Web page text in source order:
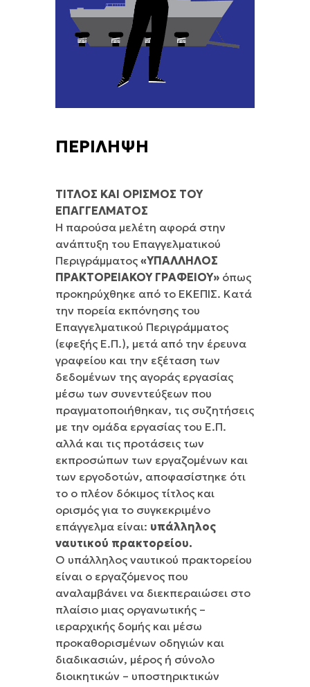
ΠΕΡΙΛΗΨΗ
ΤΙΤΛΟΣ ΚΑΙ ΟΡΙΣΜΟΣ ΤΟΥ
ΕΠΑΓΓΕΛΜΑΤΟΣ
Η παρούσα μελέτη αφορά στην
ανάπτυξη του Επαγγελματικού
Περιγράμματος «ΥΠΑΛΛΗΛΟΣ
ΠΡΑΚΤΟΡΕΙΑΚΟΥ ΓΡΑΦΕΙΟΥ» όπως
προκηρύχθηκε από το ΕΚΕΠΙΣ. Κατά
την πορεία εκπόνησης του
Επαγγελματικού Περιγράμματος
(εφεξής Ε.Π.), μετά από την έρευνα
γραφείου και την εξέταση των
δεδομένων της αγοράς εργασίας
μέσω των συνεντεύξεων που
πραγματοποιήθηκαν, τις συζητήσεις
με την ομάδα εργασίας του Ε.Π.
αλλά και τις προτάσεις των
εκπροσώπων των εργαζομένων και
των εργοδοτών, αποφασίστηκε ότι
το ο πλέον δόκιμος τίτλος και
ορισμός για το συγκεκριμένο
επάγγελμα είναι: υπάλληλος
ναυτικού πρακτορείου.
Ο υπάλληλος ναυτικού πρακτορείου
είναι ο εργαζόμενος που
αναλαμβάνει να διεκπεραιώσει στο
πλαίσιο μιας οργανωτικής –
ιεραρχικής δομής και μέσω
προκαθορισμένων οδηγιών και
διαδικασιών, μέρος ή σύνολο
διοικητικών – υποστηρικτικών